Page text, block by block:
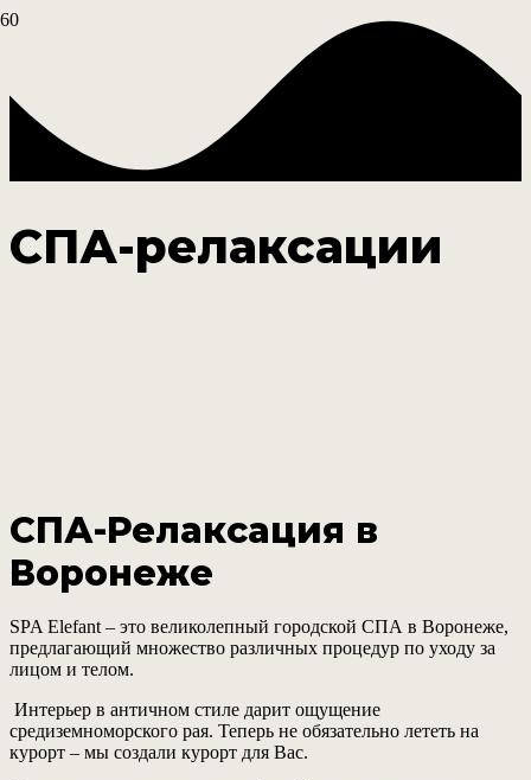
СПА-релаксации
СПА-Релаксация в
Воронеже
SPA Elefant – это великолепный городской СПА в Воронеже,
предлагающий множество различных процедур по уходу за
лицом и телом.
Интерьер в античном стиле дарит ощущение
средиземноморского рая. Теперь не обязательно лететь на
курорт – мы создали курорт для Вас.